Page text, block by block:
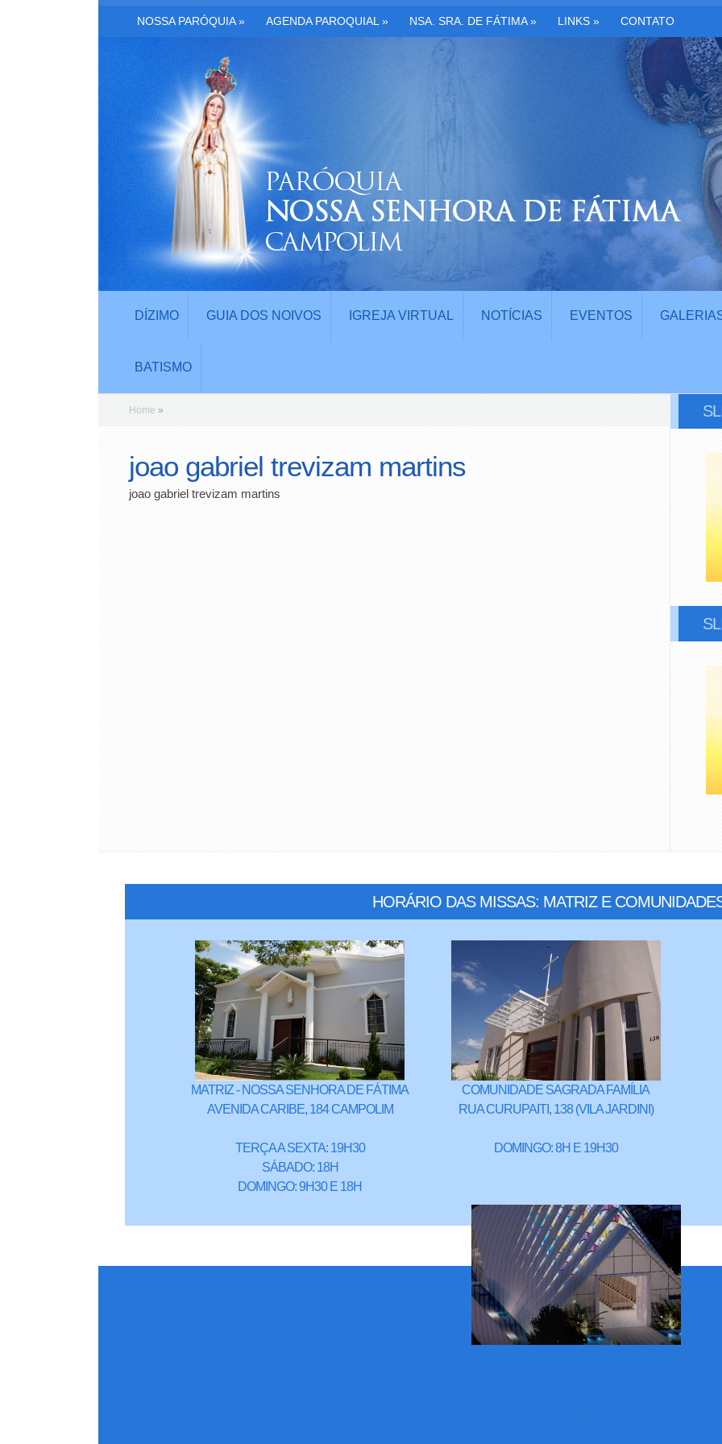
NOSSA PARÓQUIA» AGENDA PAROQUIAL » NSA. SRA. DE FÁTIMA» LINKS » CONTATO
DÍZIMO GUIA DOS NOIVOS IGREJA VIRTUAL NOTÍCIAS EVENTOS
BATISMO
Home »
joao gabriel trevizam martins
joao gabriel trevizam martins
HORÁRIO DAS MISSAS: MATRIZ E
MATRIZ - NOSSA SENHORA DE FÁTIMA
AVENIDA CARIBE, 184 CAMPOLIM
TERÇA A SEXTA: 19H30
SÁBADO: 18H
DOMINGO: 9H30 E 18H
COMUNIDADE SAGRADA FAMÍLIA
RUA CURUPAITI, 138 (VILA JARDINI)
DOMINGO: 8H E 19H30